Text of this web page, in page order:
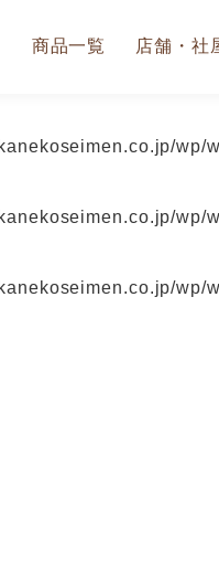
商品一覧 店舗・社
wp/
wp/
wp/